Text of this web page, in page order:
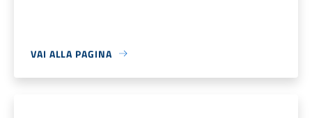
VAI ALLA PAGINA